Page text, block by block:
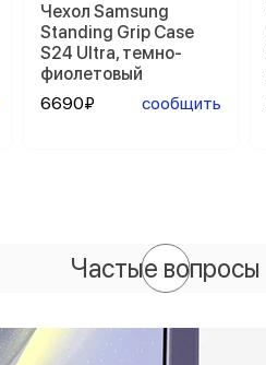
Чехол Samsung
Standing Grip Case
S24 Ultra, темно-
фиолетовый
6690₽
сообщить
Частые вопросы